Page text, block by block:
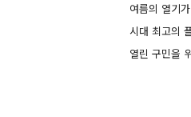
여름의 열기
시대 최고의
열린 구민을